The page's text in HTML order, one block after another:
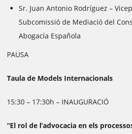
Sr. Juan Antonio Rodríguez –
Subcomissió de Mediació del
Abogacía Española
PAUSA
Taula de Models Internacionals
15:30 – 17:30h – INAUGURACIÓ
“El rol de l’advocacia en els